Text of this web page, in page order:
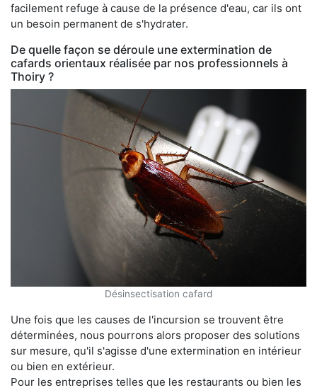
facilement refuge à cause de la présence d'eau, car ils ont
un besoin permanent de s'hydrater.
De quelle façon se déroule une extermination de
cafards orientaux réalisée par nos professionnels à
Thoiry ?
Désinsectisation cafard
Une fois que les causes de l'incursion se trouvent être
déterminées, nous pourrons alors proposer des solutions
sur mesure, qu'il s'agisse d'une extermination en intérieur
ou bien en extérieur.
Pour les entreprises telles que les restaurants ou bien les